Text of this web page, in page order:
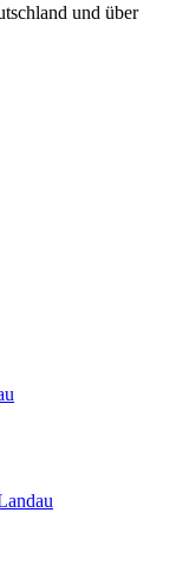
und über